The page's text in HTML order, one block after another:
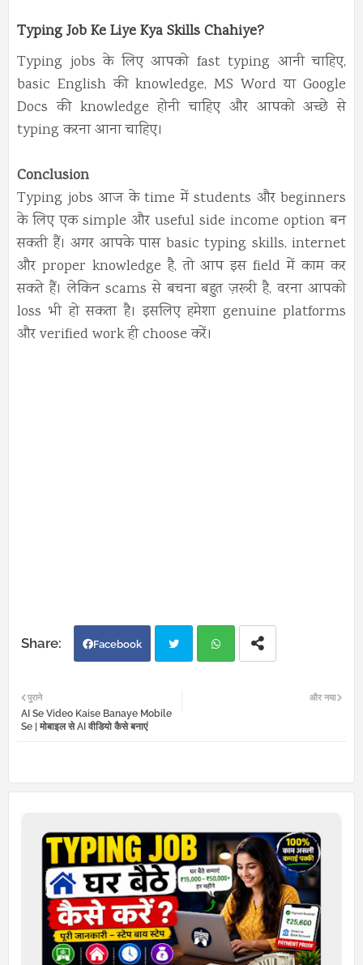
Typing Job Ke Liye Kya Skills Chahiye?
Typing jobs के लिए आपको fast typing आनी चाहिए,
basic English की knowledge, MS Word या Google
Docs की knowledge होनी चाहिए और आपको अच्छे से
typing करना आना चाहिए।
Conclusion
Typing jobs आज के time में students और beginners
के लिए एक simple और useful side income option बन
सकती हैं। अगर आपके पास basic typing skills, internet
और proper knowledge है, तो आप इस field में काम कर
सकते हैं। लेकिन scams से बचना बहुत ज़रूरी है, वरना आपको
loss भी हो सकता है। इसलिए हमेशा genuine platforms
और verified work ही choose करें।
Facebook
tter
और नया
पुराने
AI Se Video Kaise Banaye Mobile
Se | मोबाइल से AI वीडियो कैसे बनाएं